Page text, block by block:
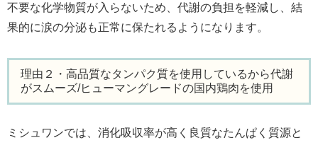
不要な化学物質が入らないため、代謝の負担を軽減し、結
果的に涙の分泌も正常に保たれるようになります。
理由２・高品質なタンパク質を使用しているから代謝
がスムーズ/ヒューマングレードの国内鶏肉を使用
ミシュワンでは、消化吸収率が高く良質なたんぱく質源と